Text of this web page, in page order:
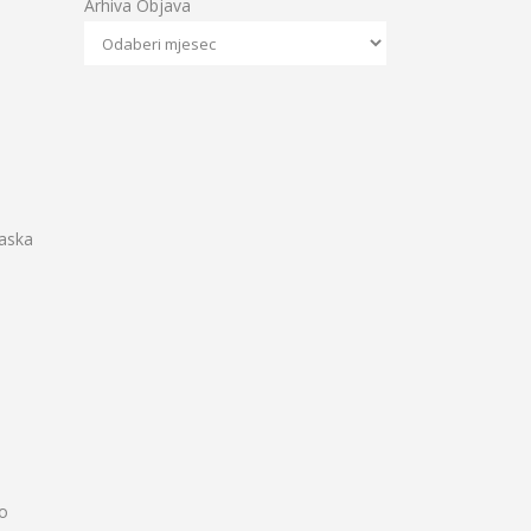
Arhiva Objava